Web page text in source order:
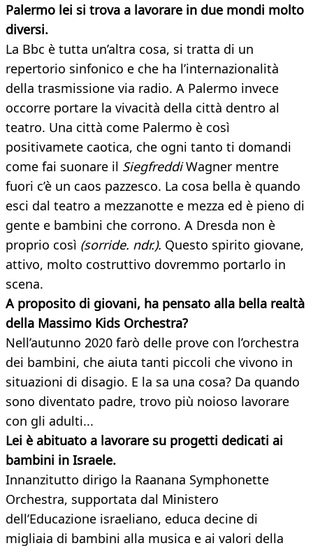
Palermo lei si trova a lavorare in due mondi molto
diversi.
La Bbc è tutta un’altra cosa, si tratta di un
repertorio sinfonico e che ha l’internazionalità
della trasmissione via radio. A Palermo invece
occorre portare la vivacità della città dentro al
teatro. Una città come Palermo è così
positivamete caotica, che ogni tanto ti domandi
come fai suonare il SiegfreddiWagner mentre
fuori c’è un caos pazzesco. La cosa bella è quando
esci dal teatro a mezzanotte e mezza ed è pieno di
gente e bambini che corrono. A Dresda non è
proprio così (sorride. ndr.). Questo spirito giovane,
attivo, molto costruttivo dovremmo portarlo in
scena.
A proposito di giovani, ha pensato alla bella realtà
della Massimo Kids Orchestra?
Nell’autunno 2020 farò delle prove con l’orchestra
dei bambini, che aiuta tanti piccoli che vivono in
situazioni di disagio. E la sa una cosa? Da quando
sono diventato padre, trovo più noioso lavorare
con gli adulti...
Lei è abituato a lavorare su progetti dedicati ai
bambini in Israele.
Innanzitutto dirigo la Raanana Symphonette
Orchestra, supportata dal Ministero
dell’Educazione israeliano, educa decine di
migliaia di bambini alla musica e ai valori della